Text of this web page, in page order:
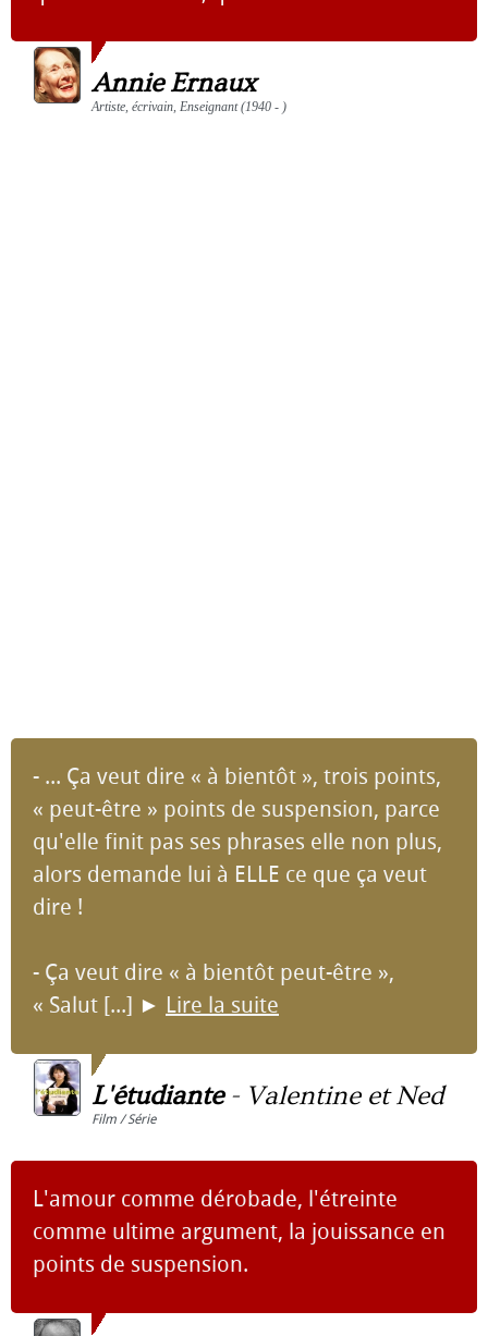
Annie Ernaux
Artiste, écrivain, Enseignant (1940 - )
- ... Ça veut dire « à bientôt », trois points,
« peut-être » points de suspension, parce
qu'elle finit pas ses phrases elle non plus,
alors demande lui à ELLE ce que ça veut
dire !
- Ça veut dire « à bientôt peut-être »,
« Salut [...] ► Lire la suite
L'étudiante- Valentine et Ned
Film / Série
L'amour comme dérobade, l'étreinte
comme ultime argument, la jouissance en
points de suspension.